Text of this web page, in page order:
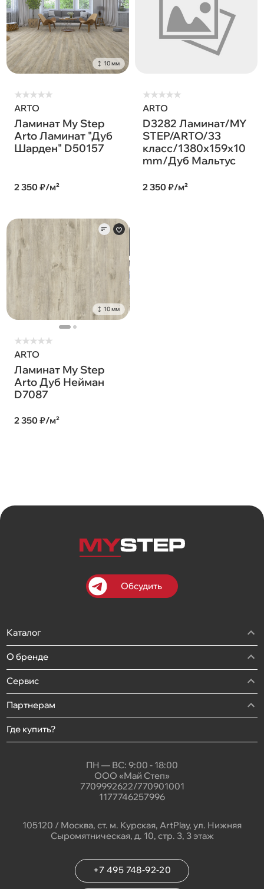
10 мм
★★★★★
ARTO
Ламинат My Step
Arto Ламинат "Дуб
Шарден" D50157
2 350 ₽/м²
★★★★★
ARTO
D3282 Ламинат/MY
STEP/ARTO/33
класс/1380х159х10
mm/Дуб Мальтус
2 350 ₽/м²
10 мм
★★★★★
ARTO
Ламинат My Step
Arto Дуб Нeйман
D7087
2 350 ₽/м²
Обсудить
Каталог
О бренде
Сервис
Партнерам
Где купить?
ПН — ВС: 9:00 - 18:00
ООО «Май Степ»
7709992622/770901001
1177746257996
105120 / Москва, ст. м. Курская, ArtPlay, ул. Нижняя
Сыромятническая, д. 10, стр. 3, 3 этаж
+7 495 748-92-20